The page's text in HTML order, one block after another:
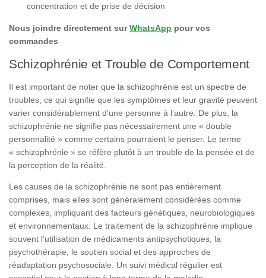
concentration et de prise de décision
Nous joindre directement surWhatsApp pour vos
commandes
Schizophrénie et Trouble de Comportement
Il est important de noter que la schizophrénie est un spectre de
troubles, ce qui signifie que les symptômes et leur gravité peuvent
varier considérablement d’une personne à l’autre. De plus, la
schizophrénie ne signifie pas nécessairement une « double
personnalité » comme certains pourraient le penser. Le terme
« schizophrénie » se réfère plutôt à un trouble de la pensée et de
la perception de la réalité.
Les causes de la schizophrénie ne sont pas entièrement
comprises, mais elles sont généralement considérées comme
complexes, impliquant des facteurs génétiques, neurobiologiques
et environnementaux. Le traitement de la schizophrénie implique
souvent l’utilisation de médicaments antipsychotiques, la
psychothérapie, le soutien social et des approches de
réadaptation psychosociale. Un suivi médical régulier est